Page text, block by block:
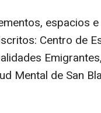
espacios e
Centro de
Mental de San